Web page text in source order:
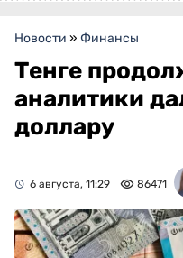
Новости » Финансы
Тенге
аналитики
доллару
6 августа, 11:29 86471